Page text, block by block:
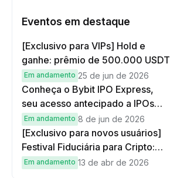
Eventos em destaque
[Exclusivo para VIPs] Hold e
ganhe: prêmio de 500.000 USDT
Em andamento 25 de jun de 2026
Conheça o Bybit IPO Express,
seu acesso antecipado a IPOs
globais
Em andamento 8 de jun de 2026
[Exclusivo para novos usuários]
Festival Fiduciária para Cripto:
complete tarefas simples e
Em andamento 13 de abr de 2026